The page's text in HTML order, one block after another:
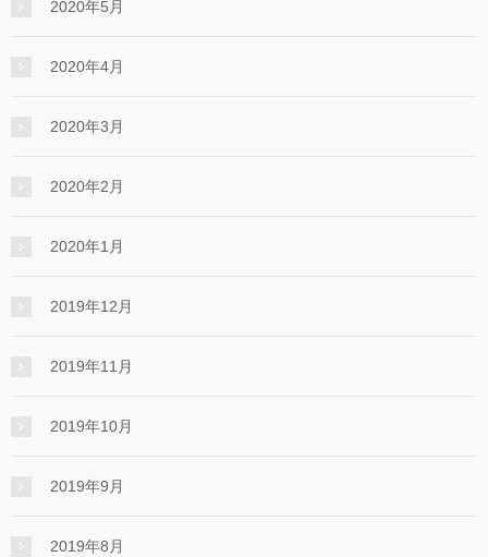
2020年5月
2020年4月
2020年3月
2020年2月
2020年1月
2019年12月
2019年11月
2019年10月
2019年9月
2019年8月